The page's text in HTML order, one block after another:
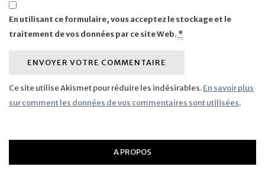
En utilisant ce formulaire, vous acceptez le stockage et le
traitement de vos données par ce site Web. *
Ce site utilise Akismet pour réduire les indésirables.En savoir plus
sur comment les données de vos commentaires sont utilisées.
A PROPOS